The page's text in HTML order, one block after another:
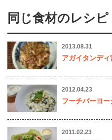
同じ食材のレシピ
2013.08.31
アガイタンデ
2012.04.23
フーチバーヨ
2011.02.23